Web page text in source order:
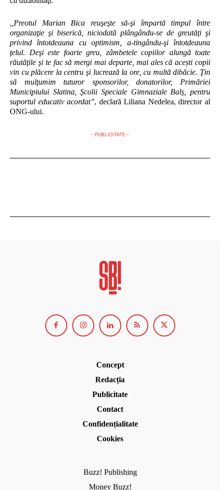
,,Preotul Marian Bica reuşeşte să-şi împartă timpul între
organizaţie şi biserică, niciodată plângându-se de greutăţi şi
privind întotdeauna cu optimism, a-tingându-şi întotdeauna
ţelul. Deşi este foarte greu, zâmbetele copiilor alungă toate
răutăţile şi te fac să mergi mai departe, mai ales că acești copii
vin cu plăcere la centru şi lucrează la ore, cu multă dibăcie. Ţin
să mulţumim tuturor sponsorilor, donatorilor, Primăriei
Municipiului Slatina, Şcolii Speciale Gimnaziale Balş, pentru
suportul educativ acordat’’, declară Liliana Nedelea, director al
ONG-ului.
- PUBLICITATE -
Concept
Redacția
Publicitate
Contact
Confidențialitate
Cookies
Buzz! Publishing
Money Buzz!